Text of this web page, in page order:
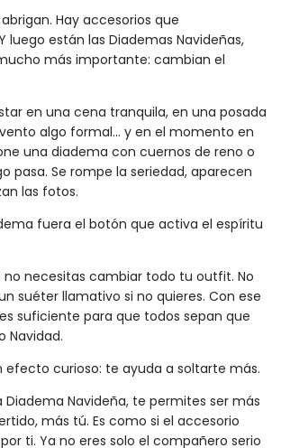
Hay accesorios que
luego están las Diademas Navideñas,
más importante: cambian el
en una cena tranquila, en una posada
algo formal… y en el momento en
una diadema con cuernos de reno o
pasa. Se rompe la seriedad, aparecen
las fotos.
fuera el botón que activa el espíritu
no necesitas cambiar todo tu outfit. No
suéter llamativo si no quieres. Con ese
suficiente para que todos sepan que
Navidad.
efecto curioso: te ayuda a soltarte más.
Diadema Navideña, te permites ser más
más tú. Es como si el accesorio
ti. Ya no eres solo el compañero serio